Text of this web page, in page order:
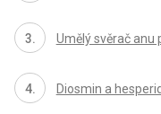
Umělý svěrač anu
Diosmin a